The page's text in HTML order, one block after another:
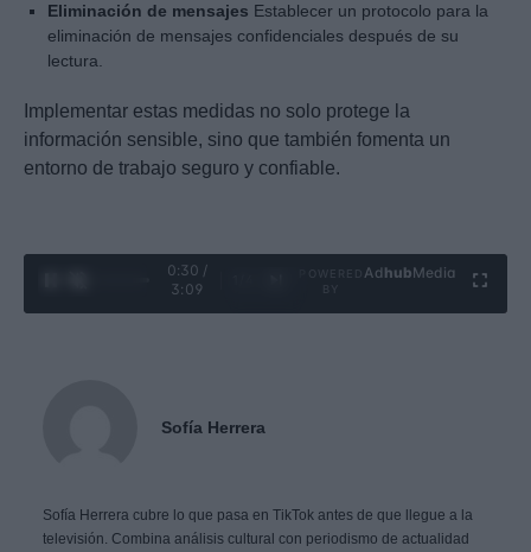
Eliminación de mensajes Establecer un protocolo para la
eliminación de mensajes confidenciales después de su
lectura.
Implementar estas medidas no solo protege la
información sensible, sino que también fomenta un
entorno de trabajo seguro y confiable.
0:31 /
3:09
Ad hubMedia
Sofía Herrera
Sofía Herrera cubre lo que pasa en TikTok antes de que llegue a la
televisión. Combina análisis cultural con periodismo de actualidad